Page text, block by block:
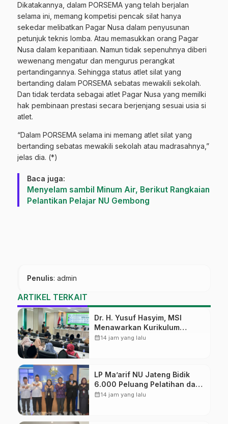
Dikatakannya, dalam PORSEMA yang telah berjalan
selama ini, memang kompetisi pencak silat hanya
sekedar melibatkan Pagar Nusa dalam penyusunan
petunjuk teknis lomba. Atau memasukkan orang Pagar
Nusa dalam kepanitiaan. Namun tidak sepenuhnya diberi
wewenang mengatur dan mengurus perangkat
pertandingannya. Sehingga status atlet silat yang
bertanding dalam PORSEMA sebatas mewakili sekolah.
Dan tidak terdata sebagai atlet Pagar Nusa yang memilki
hak pembinaan prestasi secara berjenjang sesuai usia si
atlet.
“Dalam PORSEMA selama ini memang atlet silat yang
bertanding sebatas mewakili sekolah atau madrasahnya,”
jelas dia. (*)
Baca juga:
Menyelam sambil Minum Air, Berikut Rangkaian
Pelantikan Pelajar NU Gembong
Penulis: admin
ARTIKEL TERKAIT
Dr. H. Yusuf Hasyim, MSI
Menawarkan Kurikulum
Diversifikasi, Harapan Baru
calendar_month14 jam yang lalu
LP Ma’arif NU Jateng Bidik
6.000 Peluang Pelatihan dan
Sertifikasi bagi Lulusan SMK
calendar_month14 jam yang lalu